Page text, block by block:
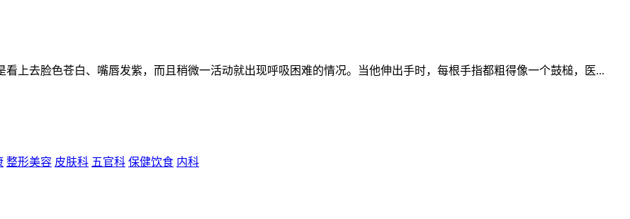
上去脸色苍白、嘴唇发紫，而且稍微一活动就出现呼吸困难的情况。当他伸出手时，每根手指都粗得像一个鼓槌，医...
整形美容 皮肤科 五官科 保健饮食 内科